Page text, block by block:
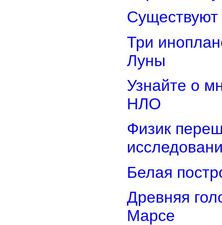
Три
Луны
Узнайте о
НЛО
Физик
Белая
Древняя
Марсе